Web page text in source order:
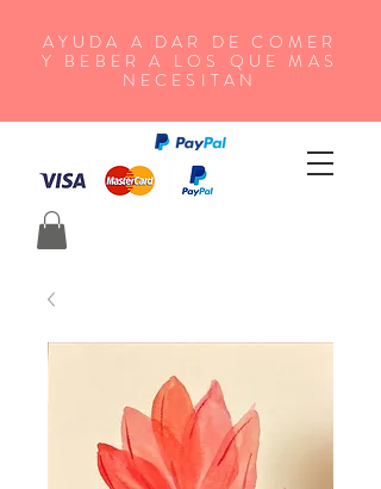
AYUDA A DAR DE COMER
Y BEBER A LOS QUE MAS
NECESITAN